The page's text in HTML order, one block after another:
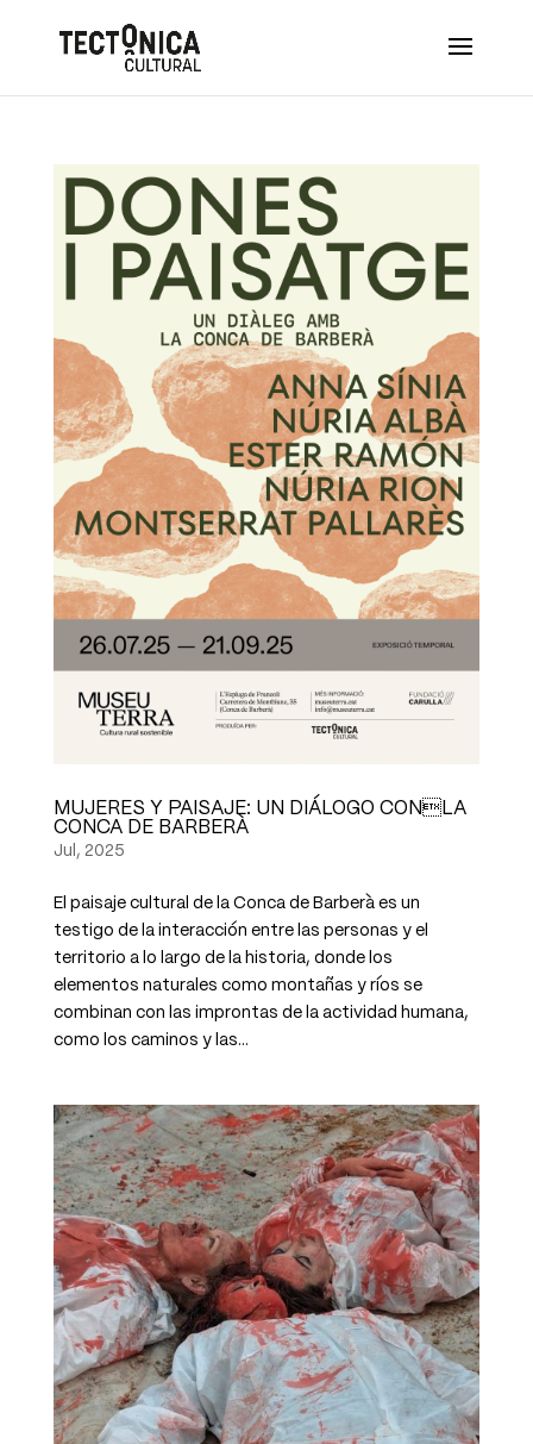
MUJERES Y PAISAJE: UN DIÁLOGO CONLA
CONCA DE BARBERÀ
Jul, 2025
El paisaje cultural de la Conca de Barberà es un
testigo de la interacción entre las personas y el
territorio a lo largo de la historia, donde los
elementos naturales como montañas y ríos se
combinan con las improntas de la actividad humana,
como los caminos y las...